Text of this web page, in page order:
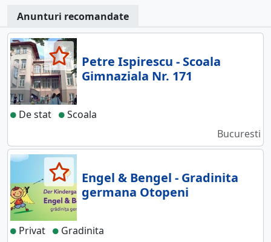
Anunturi recomandate
Petre Ispirescu - Scoala
Gimnaziala Nr. 171
De stat
Scoala
Bucuresti
Engel & Bengel - Gradinita
germana Otopeni
Privat
Gradinita